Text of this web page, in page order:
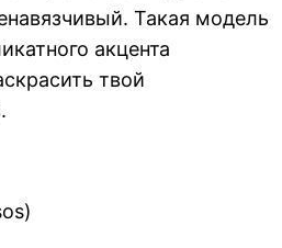
Такая модель
акцента
твой